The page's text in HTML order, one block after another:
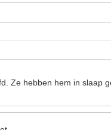
Ze hebben hem in slaap